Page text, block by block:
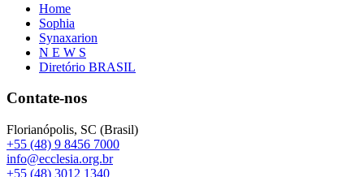
Home
Sophia
Synaxarion
N E W S
Diretório BRASIL
Contate-nos
Florianópolis, SC (Brasil)
+55 (48) 9 8456 7000
info@ecclesia.org.br
+55 (48) 3012 1340